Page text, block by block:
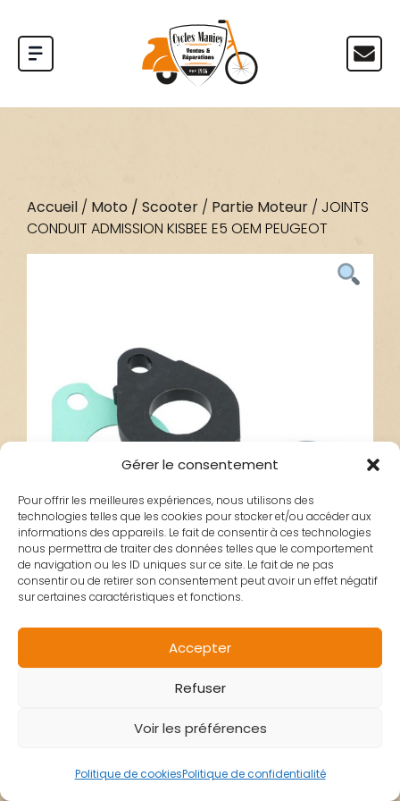
Gérer le consentement
Pour offrir les meilleures expériences, nous utilisons des
technologies telles que les cookies pour stocker et/ou accéder aux
informations des appareils. Le fait de consentir à ces technologies
nous permettra de traiter des données telles que le comportement
de navigation ou les ID uniques sur ce site. Le fait de ne pas
consentir ou de retirer son consentement peut avoir un effet négatif
sur certaines caractéristiques et fonctions.
Accepter
Refuser
Voir les préférences
Politique de cookiesPolitique de confidentialité
Accueil / Moto / Scooter / Partie Moteur / JOINTS
CONDUIT ADMISSION KISBEE E5 OEM PEUGEOT
JOINTS CONDUIT
ADMISSION KISBEE
E5 OEM PEUGEOT